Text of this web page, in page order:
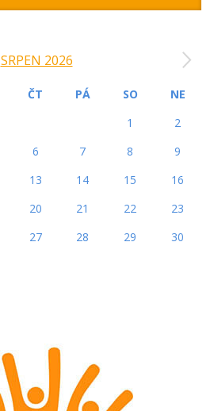
SRPEN 2026
ČT PÁ SO
NE
1
2
6 7 8
9
13 14 15
16
20 21 22
23
27 28 29
30